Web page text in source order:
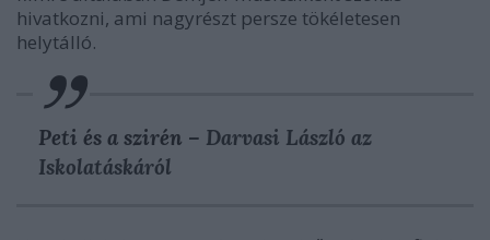
hivatkozni, ami nagyrészt persze tökéletesen
helytálló.
Peti és a szirén – Darvasi László az
Iskolatáskáról